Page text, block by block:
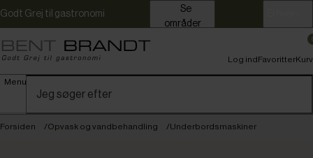
Godt Grej til gastronomi
områder
Menu
Log indFavoritterKurv
Forsiden Opvask og vandbehandling Underbordsmaskiner